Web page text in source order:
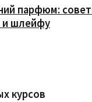
парфюм:
и шлейфу
курсов